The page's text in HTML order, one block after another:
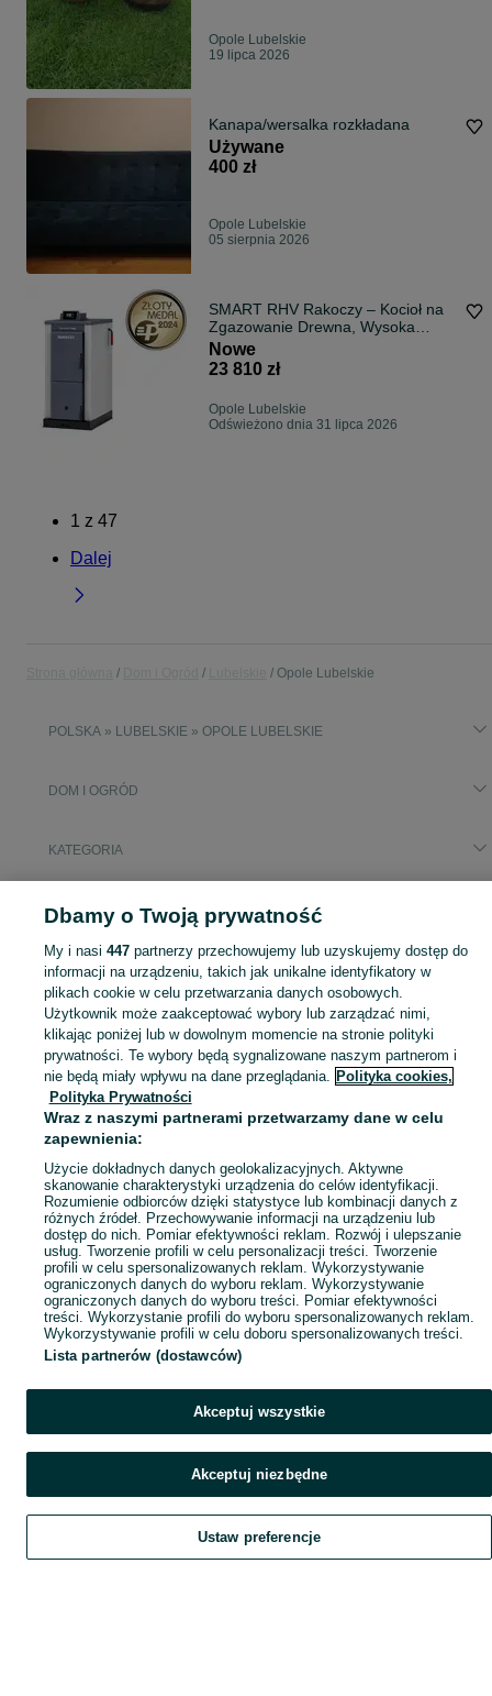
Opole Lubelskie
19 lipca 2026
Kanapa/wersalka rozkładana
Używane
400 zł
Opole Lubelskie
05 sierpnia 2026
SMART RHV Rakoczy – Kocioł na
Zgazowanie Drewna, Wysoka
Efektywność
Nowe
23 810 zł
Opole Lubelskie
Odświeżono dnia 31 lipca 2026
1 z 47
Dalej
Opole Lubelskie
POLSKA » LUBELSKIE » OPOLE LUBELSKIE
DOM I OGRÓD
KATEGORIA
obornik brykiet beczka spożywcza
kręgi betonowe przepusty
Sprzedaż artykułów do domu i ogrodu Opole Lubelskie ▶️ Szeroki wybór modeli i materiałów ✅ Nowe i używane w atrakcyjnych cenach ☝ Sprawdź oferty na OLX.pl! Zobacz
Mapa kategorii
Mapa miejscowości
Mapa ministron
Popularne wyszukiwania
Szukaj Obserwujesz Dodaj Czat Konto
Dbamy o Twoją prywatność
My i nasi 447partnerzy przechowujemy lub uzyskujemy dostęp do
informacji na urządzeniu, takich jak unikalne identyfikatory w
plikach cookie w celu przetwarzania danych osobowych.
Użytkownik może zaakceptować wybory lub zarządzać nimi,
klikając poniżej lub w dowolnym momencie na stronie polityki
prywatności. Te wybory będą sygnalizowane naszym partnerom i
nie będą miały wpływu na dane przeglądania. Polityka cookies,
Polityka Prywatności
Wraz z naszymi partnerami przetwarzamy dane w celu
zapewnienia:
Użycie dokładnych danych geolokalizacyjnych. Aktywne
skanowanie charakterystyki urządzenia do celów identyfikacji.
Rozumienie odbiorców dzięki statystyce lub kombinacji danych z
różnych źródeł. Przechowywanie informacji na urządzeniu lub
dostęp do nich. Pomiar efektywności reklam. Rozwój i ulepszanie
usług. Tworzenie profili w celu personalizacji treści. Tworzenie
profili w celu spersonalizowanych reklam. Wykorzystywanie
ograniczonych danych do wyboru reklam. Wykorzystywanie
ograniczonych danych do wyboru treści. Pomiar efektywności
treści. Wykorzystanie profili do wyboru spersonalizowanych reklam.
Wykorzystywanie profili w celu doboru spersonalizowanych treści.
Lista partnerów (dostawców)
Akceptuj wszystkie
Akceptuj niezbędne
Ustaw preferencje